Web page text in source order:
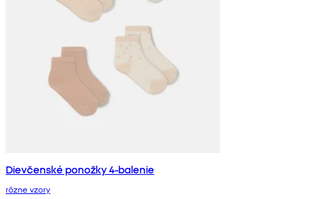
Dievčenské ponožky 4-balenie
rôzne vzory